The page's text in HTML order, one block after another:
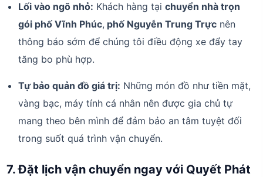
Lối vào ngõ nhỏ: Khách hàng tạichuyển nhà trọn
gói phố Vĩnh Phúc, phố Nguyễn Trung Trực nên
thông báo sớm để chúng tôi điều động xe đẩy tay
tăng bo phù hợp.
Tự bảo quản đồ giá trị: Những món đồ như tiền mặt,
vàng bạc, máy tính cá nhân nên được gia chủ tự
mang theo bên mình để đảm bảo an tâm tuyệt đối
trong suốt quá trình vận chuyển.
7. Đặt lịch vận chuyển ngay với Quyết Phát